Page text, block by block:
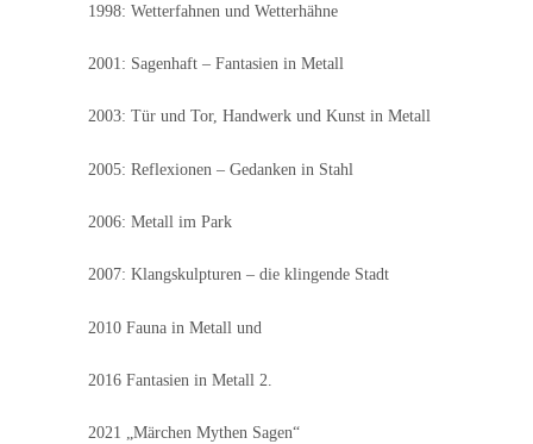
1998: Wetterfahnen und Wetterhähne
2001: Sagenhaft – Fantasien in Metall
2003: Tür und Tor, Handwerk und Kunst in Metall
2005: Reflexionen – Gedanken in Stahl
2006: Metall im Park
2007: Klangskulpturen – die klingende Stadt
2010 Fauna in Metall und
2016 Fantasien in Metall 2.
2021 „Märchen Mythen Sagen“